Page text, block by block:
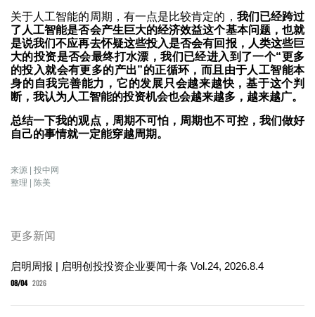
关于人工智能的周期，有一点是比较肯定的， 我们已经跨过
了人工智能是否会产生巨大的经济效益这个基本问题，也就
是说我们不应再去怀疑这些投入是否会有回报，人类这些巨
大的投资是否会最终打水漂，我们已经进入到了一个“更多
的投入就会有更多的产出”的正循环，而且由于人工智能本
身的自我完善能力，它的发展只会越来越快，基于这个判
断，我认为人工智能的投资机会也会越来越多，越来越广。
总结一下我的观点，周期不可怕，周期也不可控，我们做好
自己的事情就一定能穿越周期。
来源 | 投中网
整理 | 陈美
更多新闻
启明周报 | 启明创投投资企业要闻十条 Vol.24, 2026.8.4
08/04 2026